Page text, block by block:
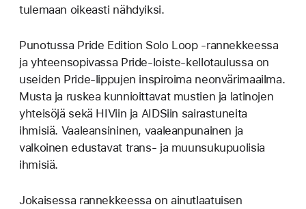
tulemaan oikeasti nähdyiksi.
Punotussa Pride Edition Solo Loop ‑rannekkeessa
ja yhteensopivassa Pride-loiste-kellotaulussa on
useiden Pride-lippujen inspiroima neonvärimaailma.
Musta ja ruskea kunnioittavat mustien ja latinojen
yhteisöjä sekä HIViin ja AIDSiin sairastuneita
ihmisiä. Vaaleansininen, vaaleanpunainen ja
valkoinen edustavat trans‑ ja muunsukupuolisia
ihmisiä.
Jokaisessa rannekkeessa on ainutlaatuisen